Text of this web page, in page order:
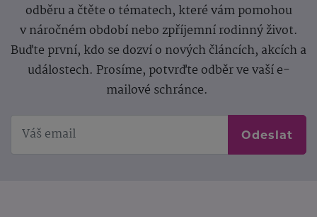
odběru a čtěte o tématech, které vám pomohou
v náročném období nebo zpříjemní rodinný život.
Buďte první, kdo se dozví o nových článcích, akcích a
událostech. Prosíme, potvrďte odběr ve vaší e-
mailové schránce.
Odeslat